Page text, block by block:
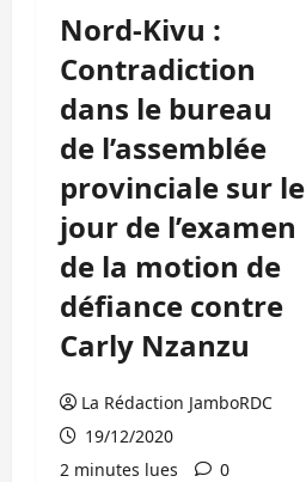
Nord-Kivu :
Contradiction
dans le bureau
de l’assemblée
provinciale sur le
jour de l’examen
de la motion de
défiance contre
Carly Nzanzu
La Rédaction JamboRDC
19/12/2020
2 minutes lues
0